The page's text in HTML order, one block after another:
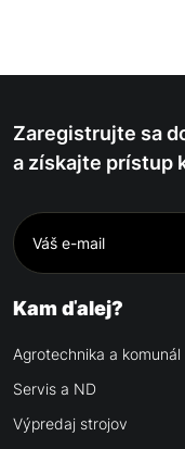
Zaregistrujte sa
a získajte prístup
Kam ďalej?
Agrotechnika a komunál
Servis a ND
Výpredaj strojov